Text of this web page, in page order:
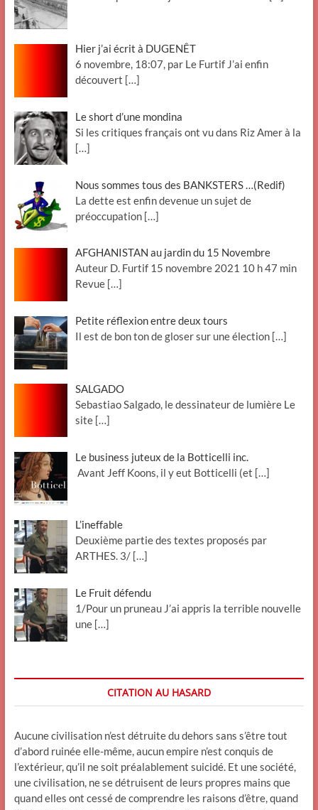
Hier j’ai écrit à DUGENÊT
6 novembre, 18:07, par Le Furtif J’ai enfin
découvert […]
Le short d’une mondina
Si les critiques français ont vu dans Riz Amer à la
[…]
Nous sommes tous des BANKSTERS …(Redif)
La dette est enfin devenue un sujet de
préoccupation […]
AFGHANISTAN au jardin du 15 Novembre
Auteur D. Furtif 15 novembre 2021 10 h 47 min
Revue […]
Petite réflexion entre deux tours
Il est de bon ton de gloser sur une élection […]
SALGADO
Sebastiao Salgado, le dessinateur de lumière Le
site […]
Le business juteux de la Botticelli inc.
Avant Jeff Koons, il y eut Botticelli (et […]
L’ineffable
Deuxième partie des textes proposés par
ARTHES. 3/ […]
Le Fruit défendu
1/Pour un pruneau J’ai appris la terrible nouvelle
une […]
CITATION AU HASARD
Aucune civilisation n’est détruite du dehors sans s’être tout
d’abord ruinée elle-même, aucun empire n’est conquis de
l’extérieur, qu’il ne soit préalablement suicidé. Et une société,
une civilisation, ne se détruisent de leurs propres mains que
quand elles ont cessé de comprendre les raisons d’être, quand